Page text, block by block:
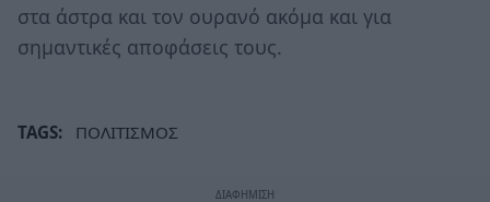
στα άστρα και τον ουρανό ακόμα και για
σημαντικές αποφάσεις τους.
TAGS: ΠΟΛΙΤΙΣΜΟΣ